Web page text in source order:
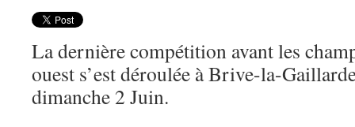
La dernière compétition avant les
ouest s’est déroulée à Brive-la-
dimanche 2 Juin.